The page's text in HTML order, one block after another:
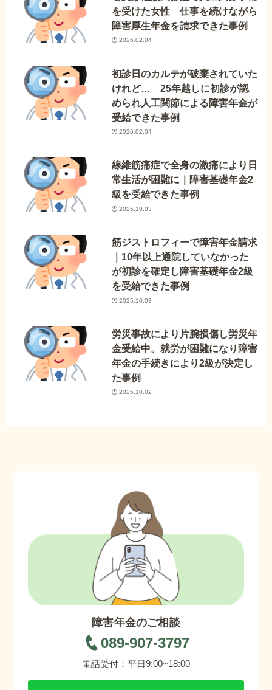
を受けた女性 仕事を続けながら
障害厚生年金を請求できた事例
2026.02.04
初診日のカルテが破棄されていた
けれど… 25年越しに初診が認
められ人工関節による障害年金が
受給できた事例
2026.02.04
線維筋痛症で全身の激痛により日
常生活が困難に｜障害基礎年金2
級を受給できた事例
2025.10.03
筋ジストロフィーで障害年金請求
｜10年以上通院していなかった
が初診を確定し障害基礎年金2級
を受給できた事例
2025.10.03
労災事故により片腕損傷し労災年
金受給中。就労が困難になり障害
年金の手続きにより2級が決定し
た事例
2025.10.02
障害年金のご相談
089-907-3797
電話受付：平日9:00~18:00